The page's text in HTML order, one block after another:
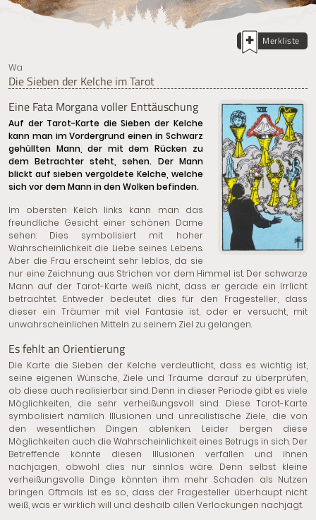
Merkliste
Wa
Die Sieben der Kelche im Tarot
Eine Fata Morgana voller Enttäuschung
Auf der Tarot-Karte die Sieben der Kelche
kann man im Vordergrund einen in Schwarz
gehüllten Mann, der mit dem Rücken zu
dem Betrachter steht, sehen. Der Mann
blickt auf sieben vergoldete Kelche, welche
sich vor dem Mann in den Wolken befinden.
Im obersten Kelch links kann man das
freundliche Gesicht einer schönen Dame
sehen: Dies symbolisiert mit hoher
Wahrscheinlichkeit die Liebe seines Lebens.
Aber die Frau erscheint sehr leblos, da sie
nur eine Zeichnung aus Strichen vor dem Himmel ist. Der schwarze
Mann auf der Tarot-Karte weiß nicht, dass er gerade ein Irrlicht
betrachtet. Entweder bedeutet dies für den Fragesteller, dass
dieser ein Träumer mit viel Fantasie ist, oder er versucht, mit
unwahrscheinlichen Mitteln zu seinem Ziel zu gelangen.
Es fehlt an Orientierung
Die Karte die Sieben der Kelche verdeutlicht, dass es wichtig ist,
seine eigenen Wünsche, Ziele und Träume darauf zu überprüfen,
ob diese auch realisierbar sind. Denn in dieser Periode gibt es viele
Möglichkeiten, die sehr verheißungsvoll sind. Diese Tarot-Karte
symbolisiert nämlich Illusionen und unrealistische Ziele, die von
den wesentlichen Dingen ablenken. Leider bergen diese
Möglichkeiten auch die Wahrscheinlichkeit eines Betrugs in sich. Der
Betreffende könnte diesen Illusionen verfallen und ihnen
nachjagen, obwohl dies nur sinnlos wäre. Denn selbst kleine
verheißungsvolle Dinge könnten ihm mehr Schaden als Nutzen
bringen. Oftmals ist es so, dass der Fragesteller überhaupt nicht
weiß, was er wirklich will und deshalb allen Verlockungen nachjagt.